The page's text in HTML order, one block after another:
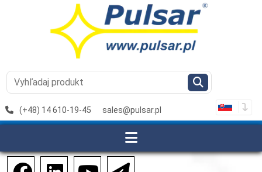
(+48) 14 610-19-45 sales@pulsar.pl